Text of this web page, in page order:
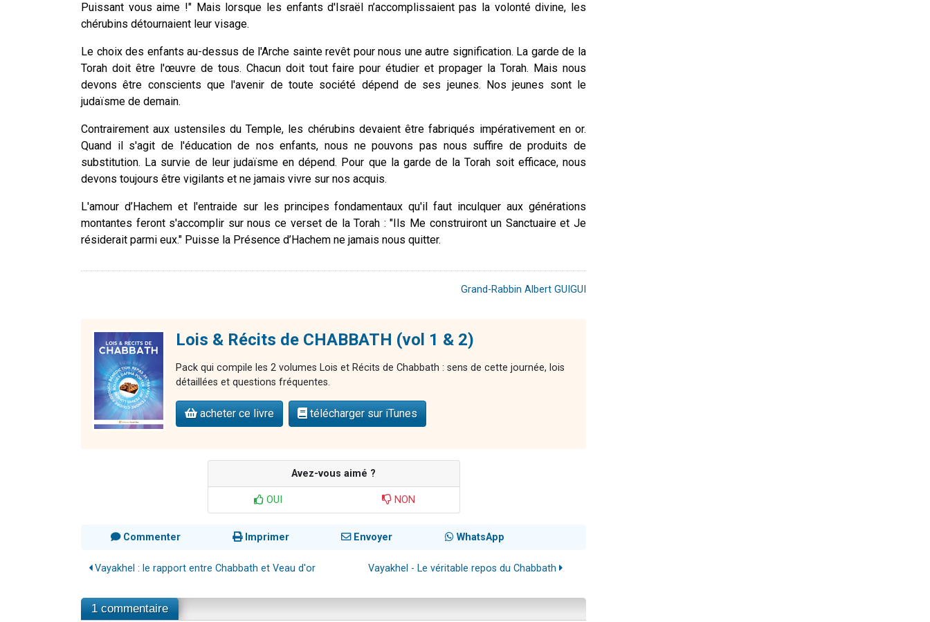
Puissant vous aime !" Mais lorsque les enfants d'Israël n’accomplissaient pas la volonté divine, les
chérubins détournaient leur visage.
Le choix des enfants au-dessus de l'Arche sainte revêt pour nous une autre signification. La garde de la
Torah doit être l'œuvre de tous. Chacun doit tout faire pour étudier et propager la Torah. Mais nous
devons être conscients que l'avenir de toute société dépend de ses jeunes. Nos jeunes sont le
judaïsme de demain.
Contrairement aux ustensiles du Temple, les chérubins devaient être fabriqués impérativement en or.
Quand il s'agit de l'éducation de nos enfants, nous ne pouvons pas nous suffire de produits de
substitution. La survie de leur judaïsme en dépend. Pour que la garde de la Torah soit efficace, nous
devons toujours être vigilants et ne jamais vivre sur nos acquis.
L'amour d’Hachem et l'entraide sur les principes fondamentaux qu'il faut inculquer aux générations
montantes feront s'accomplir sur nous ce verset de la Torah : "Ils Me construiront un Sanctuaire et Je
résiderait parmi eux." Puisse la Présence d’Hachem ne jamais nous quitter.
Grand-Rabbin Albert GUIGUI
Lois & Récits de CHABBATH (vol 1 & 2)
Pack qui compile les 2 volumes Lois et Récits de Chabbath : sens de cette journée, lois
détaillées et questions fréquentes.
acheter ce livre télécharger sur iTunes
Avez-vous aimé ?
OUI NON
Commenter Imprimer Envoyer WhatsApp
Vayakhel : le rapport entre Chabbath et Veau d'or Vayakhel - Le véritable repos du Chabbath
1 commentaire